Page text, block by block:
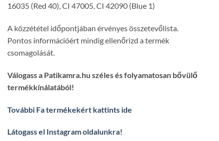
16035 (Red 40), CI 47005, CI 42090 (Blue 1)
A közzététel időpontjában érvényes összetevőlista.
Pontos információért mindig ellenőrizd a termék
csomagolását.
Válogass a Patikamra.hu széles és folyamatosan bővülő
termékkínálatából!
További Fa termékekért kattints ide
Látogass el Instagram oldalunkra!